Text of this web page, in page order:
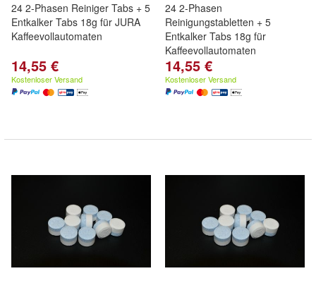
24 2-Phasen Reiniger Tabs + 5
Entkalker Tabs 18g für JURA
Kaffeevollautomaten
14,55 €
Kostenloser Versand
24 2-Phasen
Reinigungstabletten + 5
Entkalker Tabs 18g für
Kaffeevollautomaten
14,55 €
Kostenloser Versand